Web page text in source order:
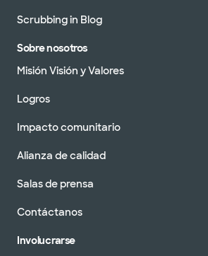
Scrubbing in Blog
Sobre nosotros
Misión Visión y Valores
Logros
Impacto comunitario
Alianza de calidad
Salas de prensa
Contáctanos
Involucrarse